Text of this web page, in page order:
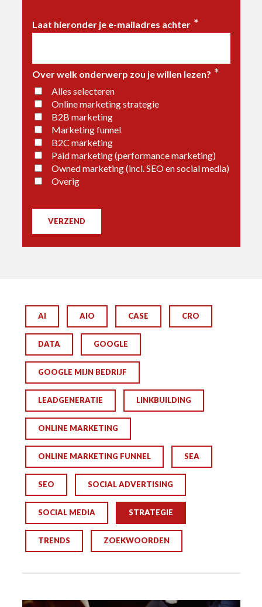
Laat hieronder je e-mailadres achter *
Over welk onderwerp zou je willen lezen? *
Alles selecteren
Online marketing strategie
B2B marketing
Marketing funnel
B2C marketing
Paid marketing (performance marketing)
Owned marketing (incl. SEO en social media)
Overig
VERZEND
AI AIO CASE CRO
DATA GOOGLE
GOOGLE MIJN BEDRIJF
LEADGENERATIE LINKBUILDING
ONLINE MARKETING
ONLINE MARKETING FUNNEL SEA
SEO SOCIAL ADVERTISING
SOCIAL MEDIA STRATEGIE
TRENDS ZOEKWOORDEN